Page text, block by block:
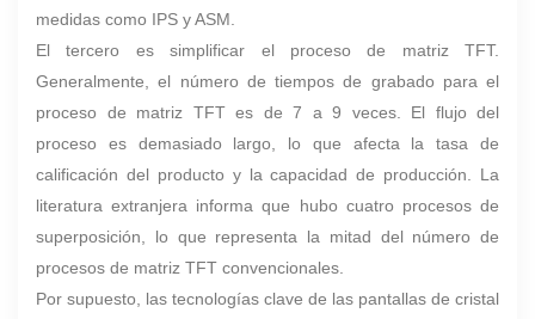
medidas como IPS y ASM.
El tercero es simplificar el proceso de matriz TFT.
Generalmente, el número de tiempos de grabado para el
proceso de matriz TFT es de 7 a 9 veces. El flujo del
proceso es demasiado largo, lo que afecta la tasa de
calificación del producto y la capacidad de producción. La
literatura extranjera informa que hubo cuatro procesos de
superposición, lo que representa la mitad del número de
procesos de matriz TFT convencionales.
Por supuesto, las tecnologías clave de las pantallas de cristal